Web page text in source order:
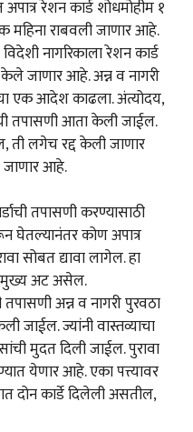
अपात्र रेशन कार्ड शोधमोहीम १
राबवली जाणार आहे.
नागरिकाला रेशन कार्ड
जाणार आहे. अन्न व नागरी
एक आदेश काढला. अंत्योदय,
तपासणी आता केली जाईल.
ती लगेच रद्द केली जाणार
जाणार आहे.
तपासणी करण्यासाठी
घेतल्यानंतर कोण अपात्र
सोबत द्यावा लागेल. हा
मुख्य अट असेल.
अन्न व नागरी पुरवठा
जाईल. ज्यांनी वास्तव्याचा
मुदत दिली जाईल. पुरावा
येणार आहे. एका पत्त्यावर
दोन कार्डे दिलेली असतील,